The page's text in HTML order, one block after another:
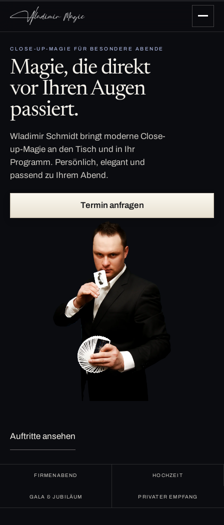
CLOSE-UP-MAGIE FÜR BESONDERE ABENDE
Magie, die direkt
vor Ihren Augen
passiert.
Wladimir Schmidt bringt moderne Close-
up-Magie an den Tisch und in Ihr
Programm. Persönlich, elegant und
passend zu Ihrem Abend.
Termin anfragen
Auftritte ansehen
FIRMENABEND HOCHZEIT
GALA & JUBILÄUM PRIVATER EMPFANG